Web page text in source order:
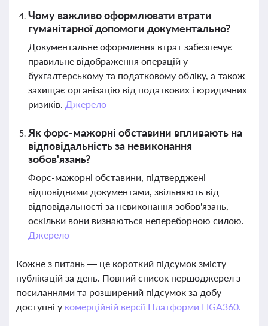
Чому важливо оформлювати втрати
гуманітарної допомоги документально?
Документальне оформлення втрат забезпечує
правильне відображення операцій у
бухгалтерському та податковому обліку, а також
захищає організацію від податкових і юридичних
ризиків. Джерело
Як форс-мажорні обставини впливають на
відповідальність за невиконання
зобов'язань?
Форс-мажорні обставини, підтверджені
відповідними документами, звільняють від
відповідальності за невиконання зобов'язань,
оскільки вони визнаються непереборною силою.
Джерело
Кожне з питань — це короткий підсумок змісту
публікацій за день. Повний список першоджерел з
посиланнями та розширений підсумок за добу
доступні у комерційній версії Платформи LIGA360.